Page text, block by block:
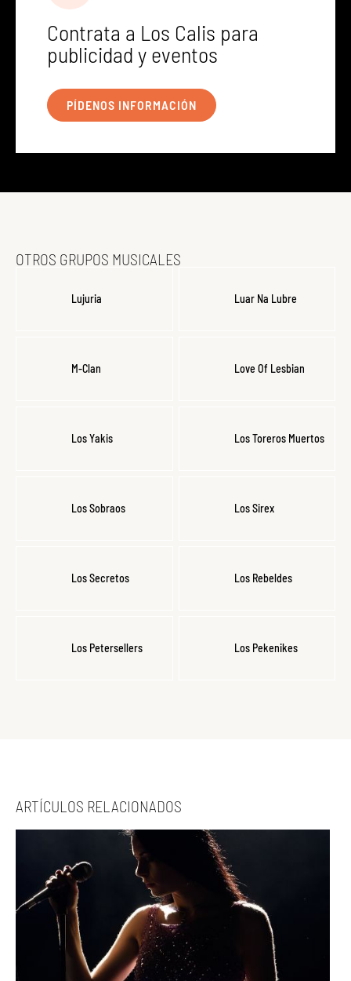
Contrata a Los Calis para
publicidad y eventos
PÍDENOS INFORMACIÓN
OTROS GRUPOS MUSICALES
Lujuria Luar Na Lubre
M-Clan Love Of Lesbian
Los Yakis Los Toreros Muertos
Los Sobraos Los Sirex
Los Secretos Los Rebeldes
Los Petersellers Los Pekenikes
ARTÍCULOS RELACIONADOS